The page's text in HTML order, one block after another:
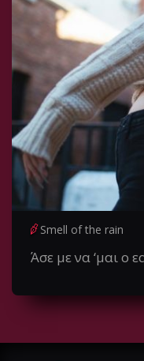
Smell of the rain
Άσε με να ‘μαι ο